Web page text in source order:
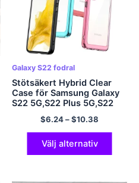
Galaxy S22 fodral
Stötsäkert Hybrid Clear
Case för Samsung Galaxy
S22 5G,S22 Plus 5G,S22
Ultra 5G Hard Backplane
Soft Border Phone Cover
Case
$6.24–$10.38
Välj alternativ